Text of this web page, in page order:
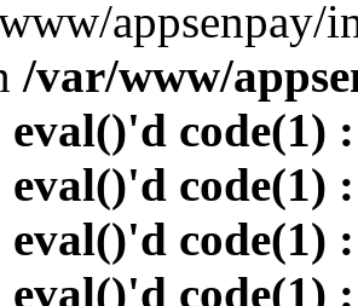
/var/www/
eval()'d code(1)
eval()'d code(1)
eval()'d code(1)
eval()'d code(1)